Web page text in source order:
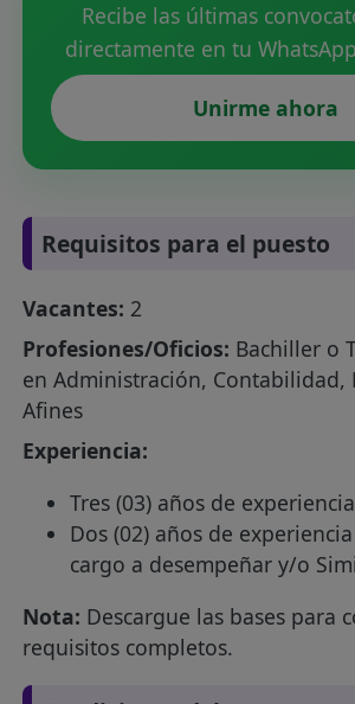
Recibe las últimas
directamente en tu
Unirme ahora
Requisitos para el puesto
Vacantes: 2
Profesiones/Oficios: Bachiller o
en Administración, Contabilidad,
Afines
Experiencia:
Tres (03) años de
Dos (02) años de
cargo a desempeñar y/o
Nota: Descargue las bases para
requisitos completos.